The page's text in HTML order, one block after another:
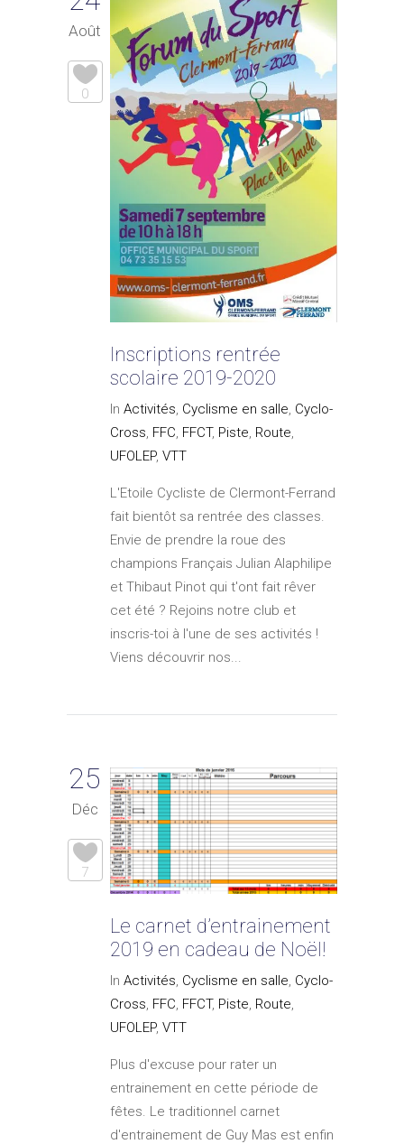
Août
0
Inscriptions rentrée
scolaire 2019-2020
In Activités, Cyclisme en salle, Cyclo-
Cross, FFC, FFCT, Piste, Route,
UFOLEP, VTT
L'Etoile Cycliste de Clermont-Ferrand
fait bientôt sa rentrée des classes.
Envie de prendre la roue des
champions Français Julian Alaphilipe
et Thibaut Pinot qui t'ont fait rêver
cet été ? Rejoins notre club et
inscris-toi à l'une de ses activités !
Viens découvrir nos...
25
Déc
7
Le carnet d’entrainement
2019 en cadeau de Noël!
In Activités, Cyclisme en salle, Cyclo-
Cross, FFC, FFCT, Piste, Route,
UFOLEP, VTT
Plus d'excuse pour rater un
entrainement en cette période de
fêtes. Le traditionnel carnet
d'entrainement de Guy Mas est enfin